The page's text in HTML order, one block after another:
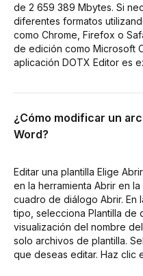
de 2 659 389 Mbytes. Si
diferentes formatos
como Chrome, Firefox o
de edición como Microsoft
aplicación DOTX Editor es
¿Cómo modificar un
Word?
Editar una plantilla Elige
en la herramienta Abrir en
cuadro de diálogo Abrir. En
tipo, selecciona Plantilla de
visualización del nombre
solo archivos de plantilla.
que deseas editar. Haz clic